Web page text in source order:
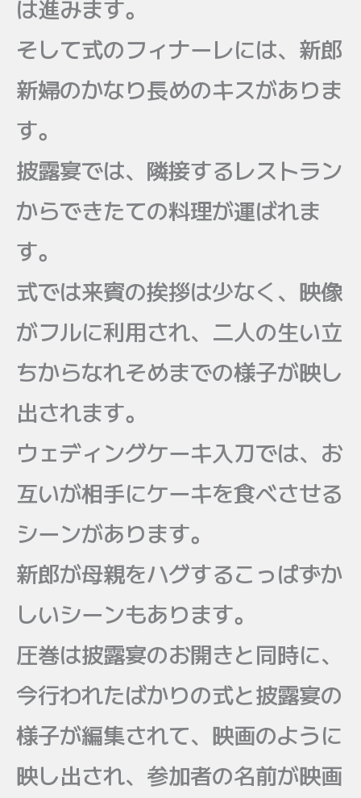
は進みます。
そして式のフィナーレには、新郎
新婦のかなり長めのキスがありま
す。
披露宴では、隣接するレストラン
からできたての料理が運ばれま
す。
式では来賓の挨拶は少なく、映像
がフルに利用され、二人の生い立
ちからなれそめまでの様子が映し
出されます。
ウェディングケーキ入刀では、お
互いが相手にケーキを食べさせる
シーンがあります。
新郎が母親をハグするこっぱずか
しいシーンもあります。
圧巻は披露宴のお開きと同時に、
今行われたばかりの式と披露宴の
様子が編集されて、映画のように
映し出され、参加者の名前が映画